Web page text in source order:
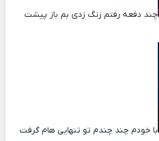
چند دفعه رفتم زنگ زدی بم باز پیشت
با خودم چند چندم تو تنهایی هام گرفت